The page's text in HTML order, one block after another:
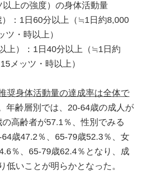
上の強度）の身体活動量
：1日60分以上（≒1日約8,000
・時以上）
上）：1日40分以上（≒1日約
メッツ・時以上）
奨身体活動量の達成率は全体で
年齢層別では、20-64歳の成人が
高齢者が57.1％、性別でみる
歳47.2％、65-79歳52.3％、女
％、65-79歳62.4％となり、成
低いことが明らかとなった。